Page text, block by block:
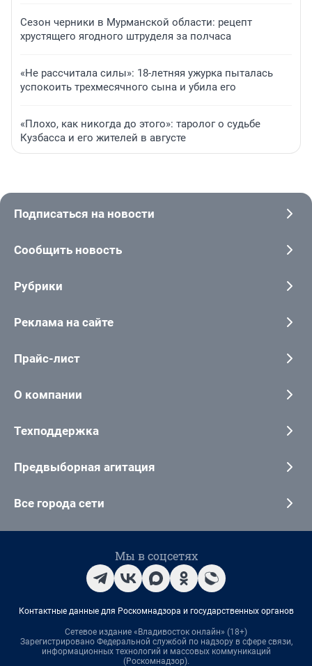
Сезон черники в Мурманской области: рецепт
хрустящего ягодного штруделя за полчаса
«Не рассчитала силы»: 18-летняя ужурка пыталась
успокоить трехмесячного сына и убила его
«Плохо, как никогда до этого»: таролог о судьбе
Кузбасса и его жителей в августе
Подписаться на новости
Сообщить новость
Рубрики
Реклама на сайте
Прайс-лист
О компании
Техподдержка
Предвыборная агитация
Все города сети
Мы в соцсетях
Контактные данные для Роскомнадзора и государственных органов
Сетевое издание «Владивосток онлайн» (18+)
Зарегистрировано Федеральной службой по надзору в сфере связи,
информационных технологий и массовых коммуникаций
(Роскомнадзор).